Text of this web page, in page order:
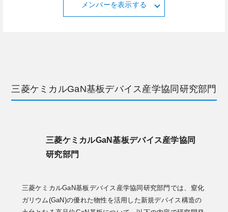
メンバーを表示する
三菱ケミカルGaN基板デバイス産学協同研究部門
三菱ケミカルGaN基板デバイス産学協同
研究部門
三菱ケミカルGaN基板デバイス産学協同研究部門では、窒化
ガリウム(GaN)の優れた物性を活用した新規デバイス構造の